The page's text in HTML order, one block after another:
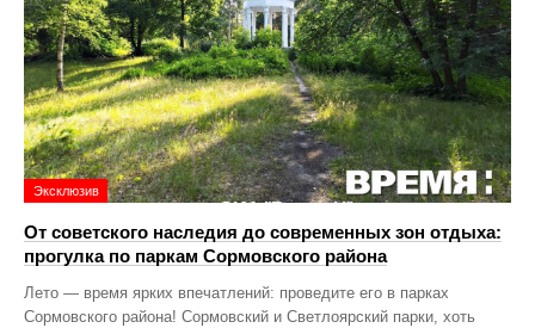
Эксклюзив
От советского наследия до современных зон отдыха:
прогулка по паркам Сормовского района
Лето — время ярких впечатлений: проведите его в парках
Сормовского района! Сормовский и Светлоярский парки, хоть